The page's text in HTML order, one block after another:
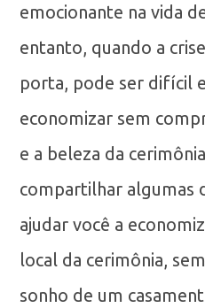
emocionante na vida
entanto, quando a
porta, pode ser difícil
economizar sem
e a beleza da
compartilhar algumas
ajudar você a
local da cerimônia,
sonho de um